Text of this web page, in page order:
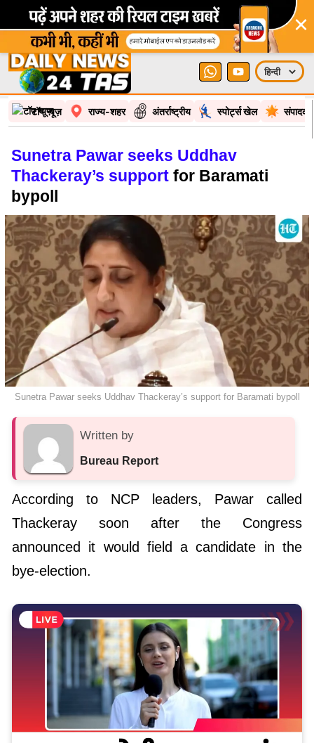
×
टॉप न्यूज़ राज्य-शहर अंतर्राष्ट्रीय स्पोर्ट्स खेल
Sunetra Pawar seeks Uddhav
Thackeray’s support for Baramati
bypoll
Sunetra Pawar seeks Uddhav Thackeray’s support for Baramati bypoll
Written by
Bureau Report
According to NCP leaders, Pawar called
Thackeray soon after the Congress
announced it would field a candidate in the
bye-election.